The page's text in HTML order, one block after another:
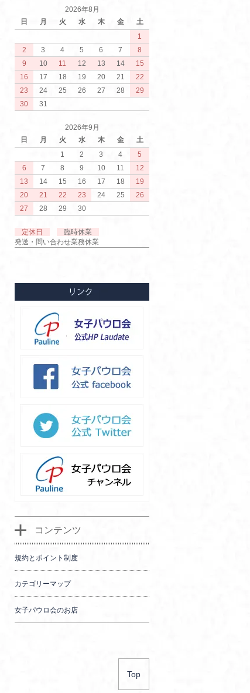
2026年8月
日
月 火 水 木 金
土
1
2
3 4 5 6 7
8
9
10 11 12 13 14
15
16
17 18 19 20 21
22
23
24 25 26 27 28
29
30
31
2026年9月
日
月 火 水 木 金
土
1
2 3 4
5
6
7 8 9 10 11
12
13
14 15 16 17 18
19
20
21 22 23 24 25
26
27
28 29 30
定休日
臨時休業
発送・問い合わせ業務休業
コンテンツ
規約とポイント制度
カテゴリーマップ
女子パウロ会のお店
Top